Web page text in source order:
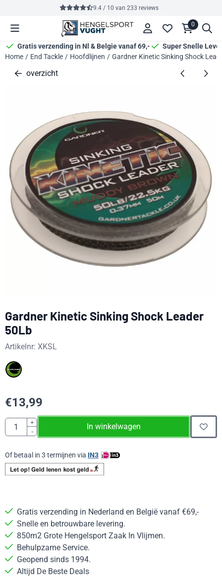
Cookievoorkeuren zijn momenteel gesloten.
9.4 / 10 van 233 reviews
0
Gratis verzending in Nl & Belgie vanaf 69,-
Super Snelle
Home / End Tackle / Hoofdlijnen / Gardner Kinetic Sinking Shock
overzicht
Gardner Kinetic Sinking Shock Leader
50Lb
Artikelnr: XKSL
€13,99
Aantal
+
-
In winkelwagen
Of betaal in 3 termijnen via IN3
Gratis verzending in Nederland en België vanaf €69,-
Snelle en betrouwbare levering.
850m2 Grote Hengelsport Zaak In Vlijmen.
Behulpzame Service.
Geopend sinds 1994.
Altijd De Beste Deals